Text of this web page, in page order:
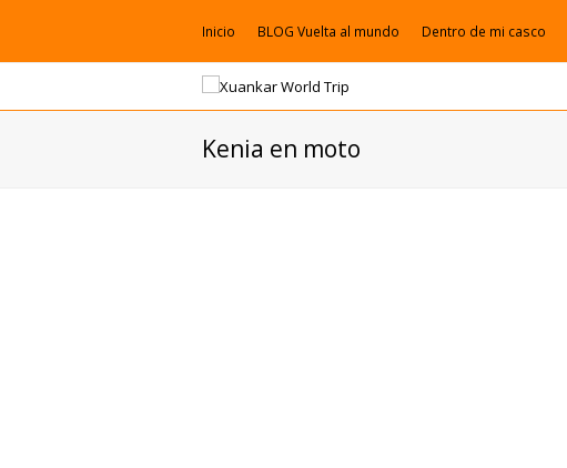
Inicio BLOG Vuelta al mundo Dentro de mi casco
Kenia en moto